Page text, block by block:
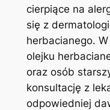
⁢cierpiące na
‍się z
herbacianego.
olejku
oraz osób
konsultację ⁢z
odpowiedniej